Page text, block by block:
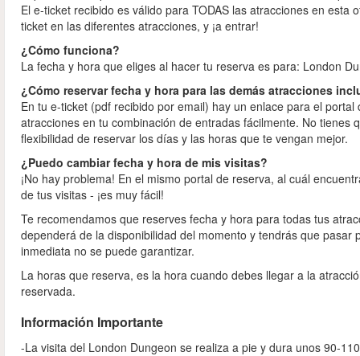
El e-ticket recibido es válido para TODAS las atracciones en
ticket en las diferentes atracciones, y ¡a entrar!
¿Cómo funciona?
La fecha y hora que eliges al hacer tu reserva es para: London
¿Cómo reservar fecha y hora para las demás atracciones
En tu e-ticket (pdf recibido por email) hay un enlace para el
atracciones en tu combinación de entradas fácilmente. No
flexibilidad de reservar los días y las horas que te vengan mejor.
¿Puedo cambiar fecha y hora de mis visitas?
¡No hay problema! En el mismo portal de reserva, al cuál
de tus visitas - ¡es muy fácil!
Te recomendamos que reserves fecha y hora para todas tus
dependerá de la disponibilidad del momento y tendrás que
inmediata no se puede garantizar.
La horas que reserva, es la hora cuando debes llegar a la
reservada.
Información Importante
-La visita del London Dungeon se realiza a pie y dura unos 90-